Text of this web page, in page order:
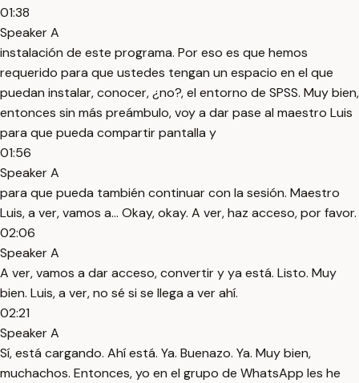
01:38
Speaker A
instalación de este programa. Por eso es que hemos
requerido para que ustedes tengan un espacio en el que
puedan instalar, conocer, ¿no?, el entorno de SPSS. Muy bien,
entonces sin más preámbulo, voy a dar pase al maestro Luis
para que pueda compartir pantalla y
01:56
Speaker A
para que pueda también continuar con la sesión. Maestro
Luis, a ver, vamos a... Okay, okay. A ver, haz acceso, por favor.
02:06
Speaker A
A ver, vamos a dar acceso, convertir y ya está. Listo. Muy
bien. Luis, a ver, no sé si se llega a ver ahí.
02:21
Speaker A
Sí, está cargando. Ahí está. Ya. Buenazo. Ya. Muy bien,
muchachos. Entonces, yo en el grupo de WhatsApp les he